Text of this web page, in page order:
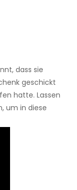
dass sie
geschickt
hatte. Lassen
um in diese